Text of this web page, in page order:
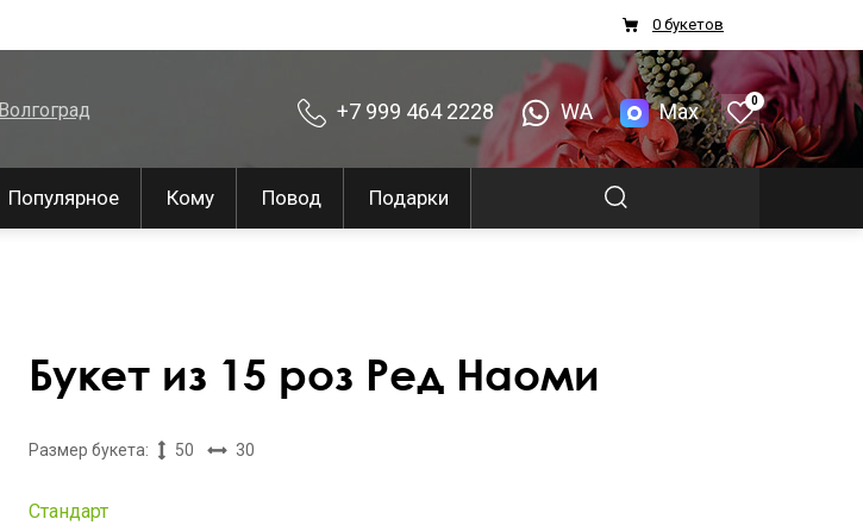
0 букетов
Волгоград +7 999 464 2228 WA Max 0
Популярное Кому Повод Подарки
Букет из 15 роз Ред Наоми
Размер букета: 50 30
Стандарт